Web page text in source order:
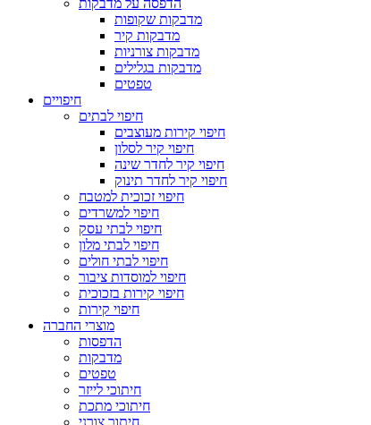
הדפסה על מדבקות
מדבקות שקופות
מדבקות קיר
מדבקות צורניות
מדבקות בגלילים
טפטים
חיפויים
חיפוי לבתים
חיפוי קירות מעוצבים
חיפוי קיר לסלון
חיפוי קיר לחדר שינה
חיפוי קיר לחדר תינוק
חיפוי זכוכית למטבח
חיפוי למשרדים
חיפוי לבתי עסק
חיפוי לבתי מלון
חיפוי לבתי חולים
חיפוי למוסדות ציבור
חיפוי קירות בזכוכית
חיפוי קירות
מוצרי החברה
הדפסות
מדבקות
טפטים
חיתוכי לייזר
חיתוכי מתכת
חיתוך צורני